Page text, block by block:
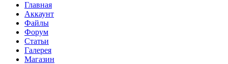
Главная
Аккаунт
Файлы
Форум
Статьи
Галерея
Магазин